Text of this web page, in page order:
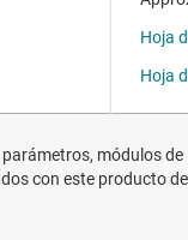
módulos de
con este producto de